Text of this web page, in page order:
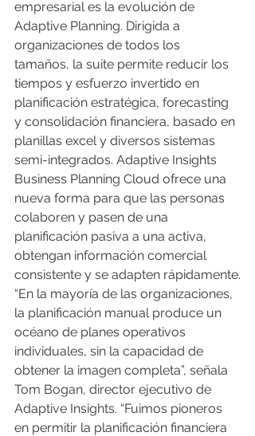
empresarial es la evolución de
Adaptive Planning. Dirigida a
organizaciones de todos los
tamaños, la suite permite reducir los
tiempos y esfuerzo invertido en
planificación estratégica, forecasting
y consolidación financiera, basado en
planillas excel y diversos sistemas
semi-integrados. Adaptive Insights
Business Planning Cloud ofrece una
nueva forma para que las personas
colaboren y pasen de una
planificación pasiva a una activa,
obtengan información comercial
consistente y se adapten rápidamente.
“En la mayoría de las organizaciones,
la planificación manual produce un
océano de planes operativos
individuales, sin la capacidad de
obtener la imagen completa”, señala
Tom Bogan, director ejecutivo de
Adaptive Insights. “Fuimos pioneros
en permitir la planificación financiera